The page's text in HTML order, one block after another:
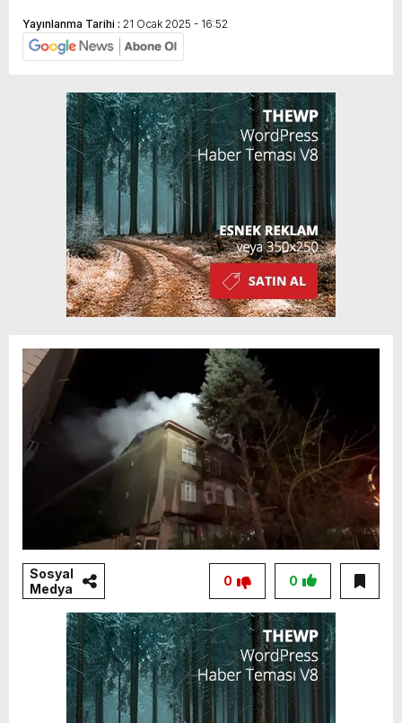
Yayınlanma Tarihi : 21 Ocak 2025 - 16:52
Sosyal
Medya
0
0